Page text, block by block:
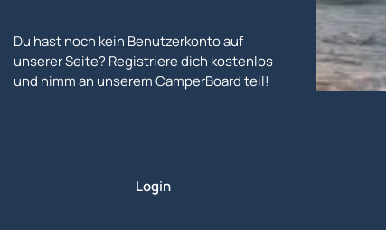
Du hast noch kein Benutzerkonto auf
unserer Seite? Registriere dich kostenlos
und nimm an unserem CamperBoard teil!
Login